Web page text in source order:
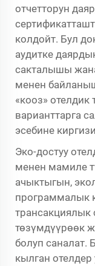
отчетторун
колдойт. Бул
аудитке
сакталышы
менен
«кооз»
варианттарга
эсебине
Эко-достуу
менен мамиле
ачыктыгын,
программалык
трансакциялык
төзүмдүүрөөк
болуп саналат.
кылган